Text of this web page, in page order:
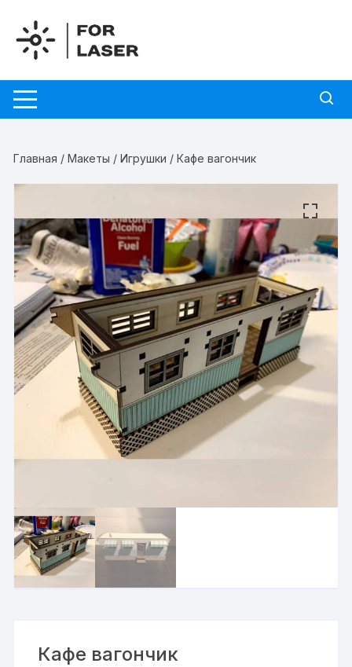
содержимому
Главная /Макеты /Игрушки / Кафе вагончик
Кафе вагончик